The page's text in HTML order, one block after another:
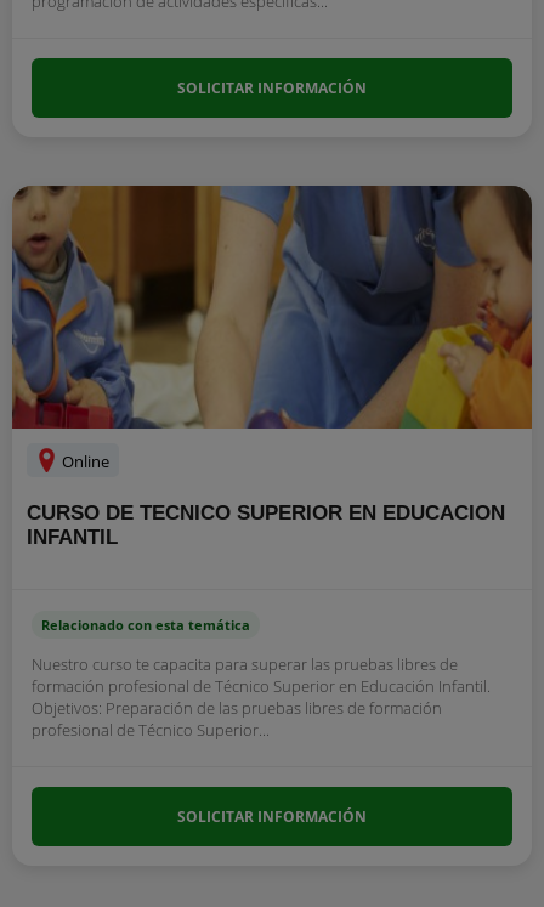
SOLICITAR INFORMACIÓN
Online
CURSO DE TECNICO SUPERIOR EN EDUCACION
INFANTIL
Relacionado con esta temática
Nuestro curso te capacita para superar las pruebas libres de
formación profesional de Técnico Superior en Educación Infantil.
Objetivos: Preparación de las pruebas libres de formación
profesional de Técnico Superior...
SOLICITAR INFORMACIÓN